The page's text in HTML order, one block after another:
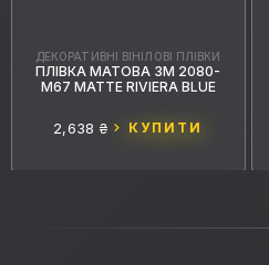
ДЕКОРАТИВНІ ВІНІЛОВІ ПЛІВКИ
ПЛІВКА МАТОВА 3M 2080-
M67 MATTE RIVIERA BLUE
2,638 ₴ КУПИТИ